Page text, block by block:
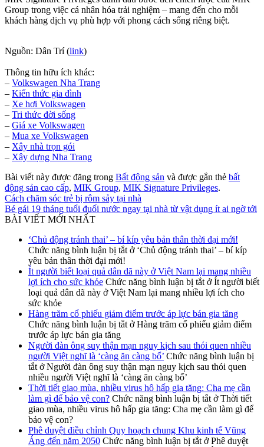
Group trong việc cá nhân hóa trải nghiệm – mang đến cho mỗi
khách hàng dịch vụ phù hợp với phong cách sống riêng biệt.
Nguồn: Dân Trí (link)
Thông tin hữu ích khác:
– Volkswagen Nha Trang
– Kiến thức gia đình
– Xe hơi Volkswagen
– Tri thức đời sống
– Giá xe Volkswagen
– Mua xe Volkswagen
– Xây nhà trọn gói
– Xây dựng Nha Trang
Bài viết này được đăng trong Bất động sản và được gắn thẻ bất
động sản cao cấp, MIK Group, MIK Signature Privileges.
Cách chăm sóc trẻ bị rôm sảy tại nhà
Bé gái 19 tháng tuổi đuối nước ngay tại nhà từ vật dụng ít ai ngờ tới
BÀI VIẾT MỚI NHẤT
‘Chủ động tránh thai’ – bí kíp yêu bản thân thời đại mới!
Chức năng bình luận bị tắt ở ‘Chủ động tránh thai’ – bí kíp
yêu bản thân thời đại mới!
Ít người biết loại quả dân dã này ở Việt Nam lại mang nhiều
lợi ích cho sức khỏe Chức năng bình luận bị tắt ở Ít người biết
loại quả dân dã này ở Việt Nam lại mang nhiều lợi ích cho
sức khỏe
Hàng trăm cổ phiếu giảm điểm trước áp lực bán gia tăng
Chức năng bình luận bị tắt ở Hàng trăm cổ phiếu giảm điểm
trước áp lực bán gia tăng
Người đàn ông suy thận mạn nguy kịch sau thói quen nhiều
người Việt nghĩ là ‘càng ăn càng bổ’ Chức năng bình luận bị
tắt ở Người đàn ông suy thận mạn nguy kịch sau thói quen
nhiều người Việt nghĩ là ‘càng ăn càng bổ’
Thời tiết giao mùa, nhiều virus hô hấp gia tăng: Cha mẹ cần
làm gì để bảo vệ con? Chức năng bình luận bị tắt ở Thời tiết
giao mùa, nhiều virus hô hấp gia tăng: Cha mẹ cần làm gì để
bảo vệ con?
Phê duyệt điều chỉnh Quy hoạch chung Khu kinh tế Vũng
Áng đến năm 2050 Chức năng bình luận bị tắt ở Phê duyệt